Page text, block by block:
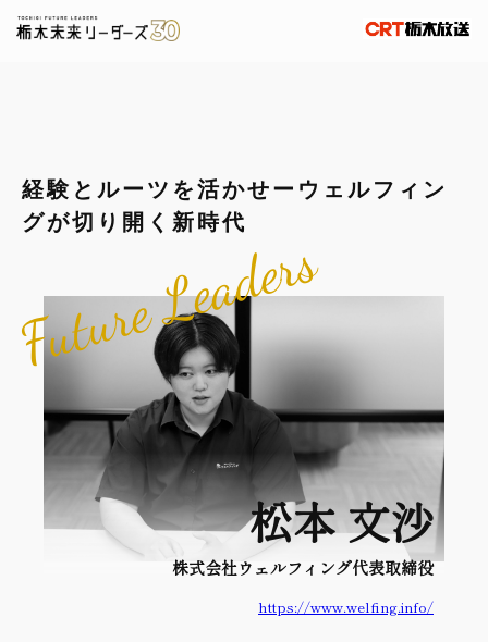
経験とルーツを活かせーウェルフィン
グが切り開く新時代
Future Leaders
松本 文沙
株式会社ウェルフィング代表取締役
https://www.welfing.info/